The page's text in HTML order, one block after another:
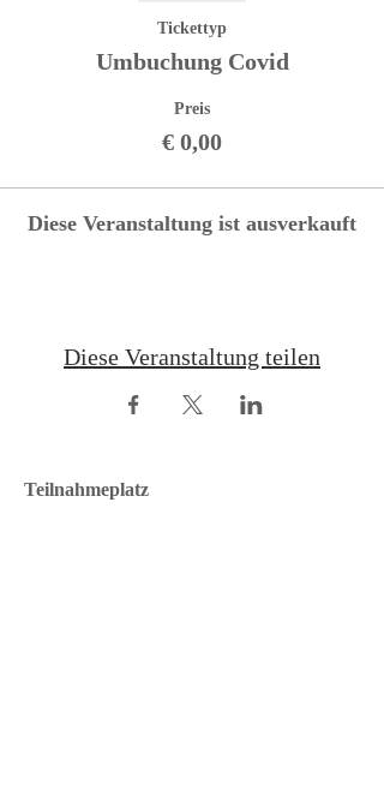
Tickettyp
Umbuchung Covid
Preis
€ 0,00
Diese Veranstaltung ist ausverkauft
Diese Veranstaltung teilen
Teilnahmeplatz